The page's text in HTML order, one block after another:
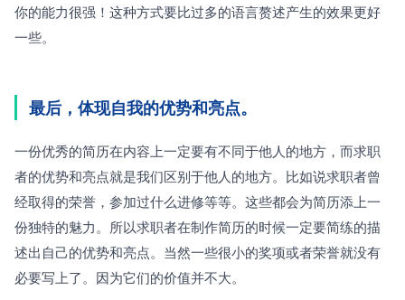
你的能力很强！这种方式要比过多的语言赘述产生的效果更好
一些。
最后，体现自我的优势和亮点。
一份优秀的简历在内容上一定要有不同于他人的地方，而求职
者的优势和亮点就是我们区别于他人的地方。比如说求职者曾
经取得的荣誉，参加过什么进修等等。这些都会为简历添上一
份独特的魅力。所以求职者在制作简历的时候一定要简练的描
述出自己的优势和亮点。当然一些很小的奖项或者荣誉就没有
必要写上了。因为它们的价值并不大。